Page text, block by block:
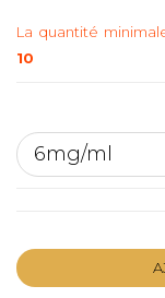
La quantité
10